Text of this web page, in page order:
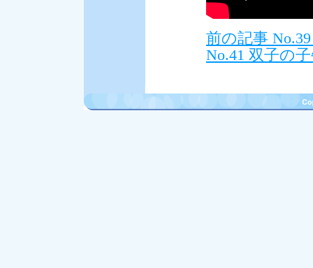
前の記事
No.41 双子の